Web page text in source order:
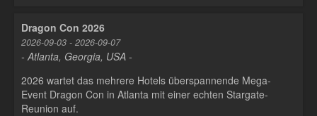
Dragon Con 2026
2026-09-03 - 2026-09-07
- Atlanta, Georgia, USA -
2026 wartet das mehrere Hotels überspannende Mega-
Event Dragon Con in Atlanta mit einer echten Stargate-
Reunion auf.